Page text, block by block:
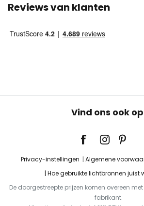
Reviews van klanten
Vind ons ook
Privacy-instellingen Algemene
Hoe gebruikte lichtbronnen juist
De doorgestreepte prijzen komen overeen
fabrikant.